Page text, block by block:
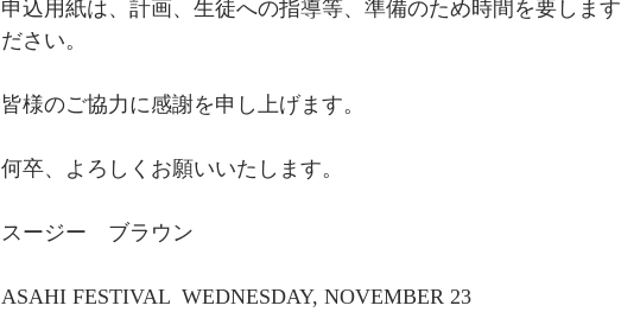
申込用紙は、計画、生徒への指導等、準備のため時間を要しま
ださい。
皆様のご協力に感謝を申し上げます。
何卒、よろしくお願いいたします。
スージー　ブラウン
ASAHI FESTIVAL  WEDNESDAY, NOVEMBER 23